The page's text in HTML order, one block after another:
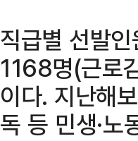
직급별 선발
1168명(근로
이다. 지난해
독 등 민생·노